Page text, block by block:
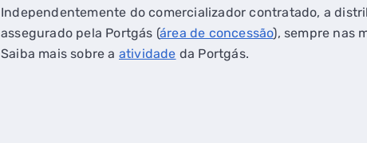
Independentemente do comercializador contratado, a
assegurado pela Portgás (área de concessão), sempre nas
Saiba mais sobre a atividade da Portgás.